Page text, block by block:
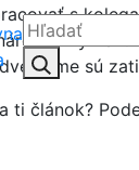
Hľadať:Hľadať
s
zeme sú
ti článok?